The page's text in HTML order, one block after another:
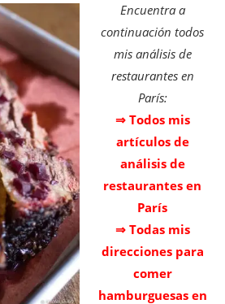
Encuentra a
continuación todos
mis análisis de
restaurantes en
París:
⇒ Todos mis
artículos de
análisis de
restaurantes en
París
⇒ Todas mis
direcciones para
comer
hamburguesas en